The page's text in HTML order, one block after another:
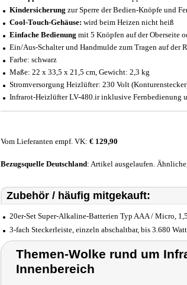
Kindersicherung zur Sperre der Bedien-Knöpfe und
Cool-Touch-Gehäuse: wird beim Heizen nicht heiß
Einfache Bedienung mit 5 Knöpfen auf der Oberseite
Ein/Aus-Schalter und Handmulde zum Tragen auf der
Farbe: schwarz
Maße: 22 x 33,5 x 21,5 cm, Gewicht: 2,3 kg
Stromversorgung Heizlüfter: 230 Volt
Infrarot-Heizlüfter LV-480.ir inklusive Fernbedienung
Vom Lieferanten empf. VK: € 129,90
Bezugsquelle Deutschland: Artikel ausgelaufen.
Zubehör / häufig mitgekauft:
20er-Set Super-Alkaline-Batterien Typ AAA / Micro,
3-fach Steckerleiste, einzeln abschaltbar, bis 3.680
Themen-Wolke rund um
Innenbereich